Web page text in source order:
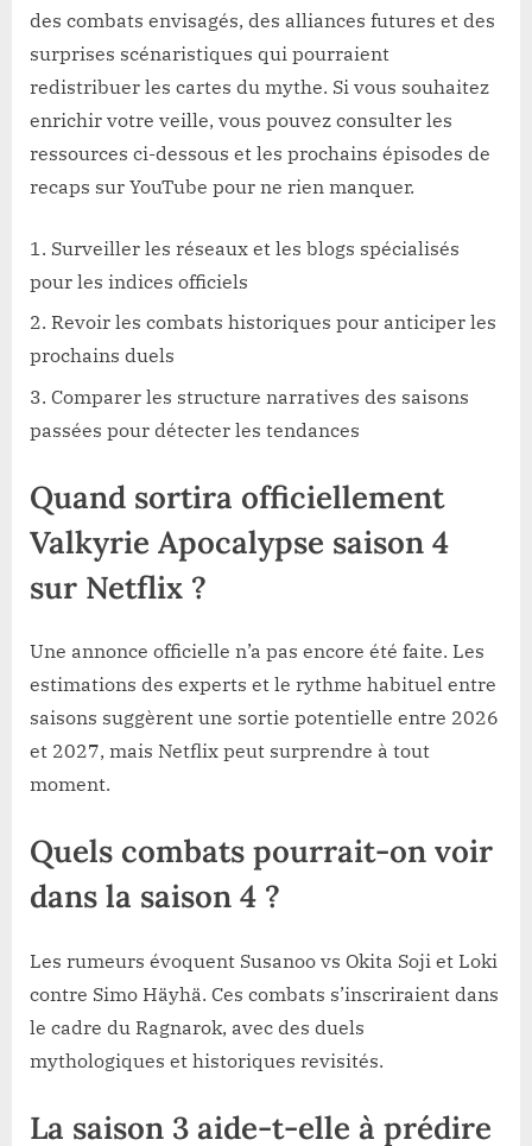
des combats envisagés, des alliances futures et des
surprises scénaristiques qui pourraient
redistribuer les cartes du mythe. Si vous souhaitez
enrichir votre veille, vous pouvez consulter les
ressources ci-dessous et les prochains épisodes de
recaps sur YouTube pour ne rien manquer.
Surveiller les réseaux et les blogs spécialisés
pour les indices officiels
Revoir les combats historiques pour anticiper les
prochains duels
Comparer les structure narratives des saisons
passées pour détecter les tendances
Quand sortira officiellement
Valkyrie Apocalypse saison 4
sur Netflix ?
Une annonce officielle n’a pas encore été faite. Les
estimations des experts et le rythme habituel entre
saisons suggèrent une sortie potentielle entre 2026
et 2027, mais Netflix peut surprendre à tout
moment.
Quels combats pourrait-on voir
dans la saison 4 ?
Les rumeurs évoquent Susanoo vs Okita Soji et Loki
contre Simo Häyhä. Ces combats s’inscriraient dans
le cadre du Ragnarok, avec des duels
mythologiques et historiques revisités.
La saison 3 aide-t-elle à prédire